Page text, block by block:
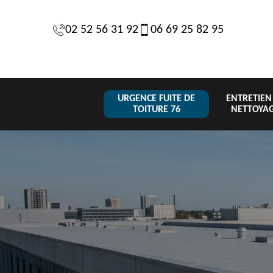
02 52 56 31 92 06 69 25 82 95
URGENCE FUITE DE
TOITURE 76
Réparation de
toiture 76
Urgence fuite
de toiture 76
de
tuile 76